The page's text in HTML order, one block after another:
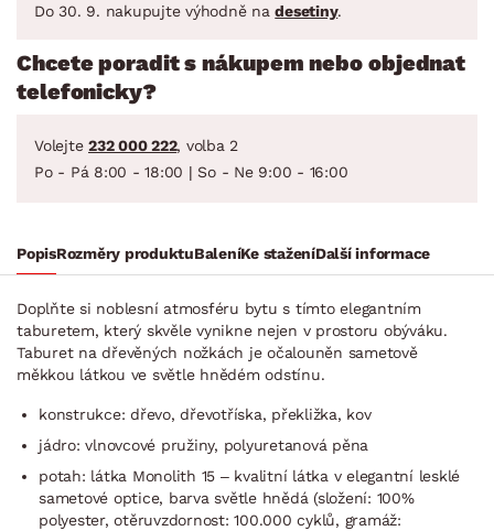
Do 30. 9. nakupujte výhodně nadesetiny.
Chcete poradit s nákupem nebo objednat
telefonicky?
Volejte 232 000 222, volba 2
Po - Pá 8:00 - 18:00 | So - Ne 9:00 - 16:00
PopisRozměry produktuBaleníKe staženíDalší informace
Doplňte si noblesní atmosféru bytu s tímto elegantním
taburetem, který skvěle vynikne nejen v prostoru obýváku.
Taburet na dřevěných nožkách je očalouněn sametově
měkkou látkou ve světle hnědém odstínu.
konstrukce: dřevo, dřevotříska, překližka, kov
jádro: vlnovcové pružiny, polyuretanová pěna
potah: látka Monolith 15 – kvalitní látka v elegantní lesklé
sametové optice, barva světle hnědá (složení: 100%
polyester, otěruvzdornost: 100.000 cyklů, gramáž: